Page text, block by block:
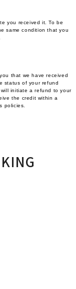
you received it. To be
same condition that you
that we have received
status of your refund
initiate a refund to your
the credit within a
policies.